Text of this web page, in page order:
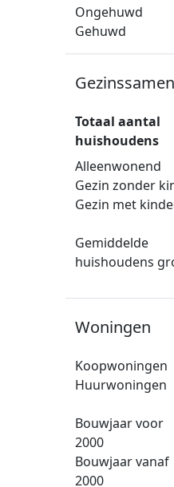
Ongehuwd
Gehuwd
Totaal aantal
huishoudens
Alleenwonend
Gezin zonder
Gezin met
Gemiddelde
huishoudens
Woningen
Koopwoningen
Huurwoningen
Bouwjaar voor
2000
Bouwjaar vanaf
2000